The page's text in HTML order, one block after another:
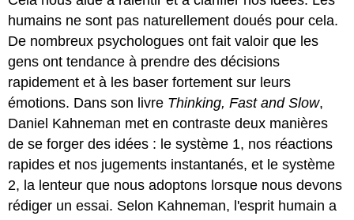
humains ne sont pas naturellement doués pour cela.
De nombreux psychologues ont fait valoir que les
gens ont tendance à prendre des décisions
rapidement et à les baser fortement sur leurs
émotions. Dans son livre Thinking, Fast and Slow,
Daniel Kahneman met en contraste deux manières
de se forger des idées : le système 1, nos réactions
rapides et nos jugements instantanés, et le système
2, la lenteur que nous adoptons lorsque nous devons
rédiger un essai. Selon Kahneman, l'esprit humain a